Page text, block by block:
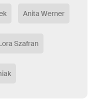
Anita Werner
Szafran